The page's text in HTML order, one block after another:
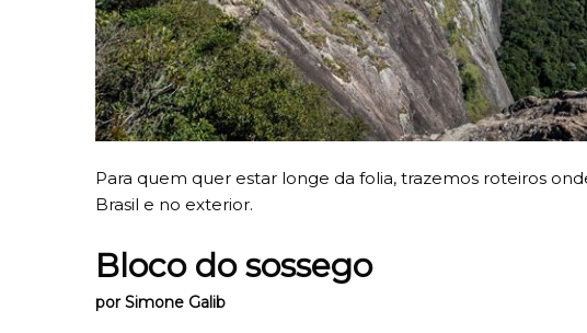
Para quem quer estar longe da folia, trazemos roteiros
Brasil e no exterior.
Bloco do sossego
por Simone Galib